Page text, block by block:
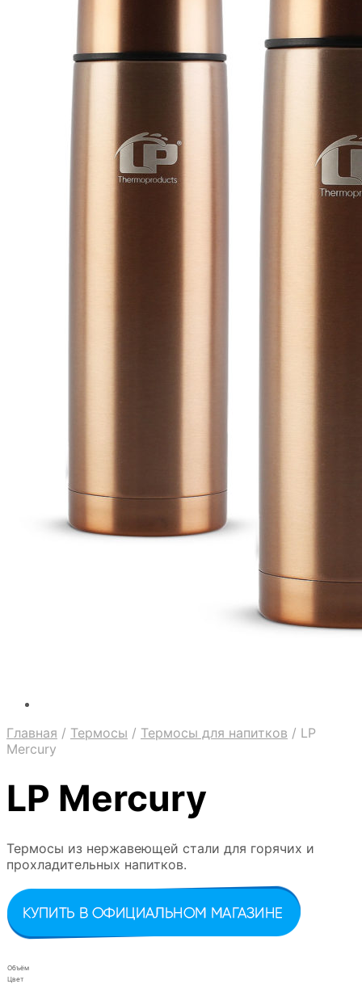
Главная / Термосы / Термосы для напитков / LP
Mercury
LP Mercury
Термосы из нержавеющей стали для горячих и
прохладительных напитков.
Объём
Цвет